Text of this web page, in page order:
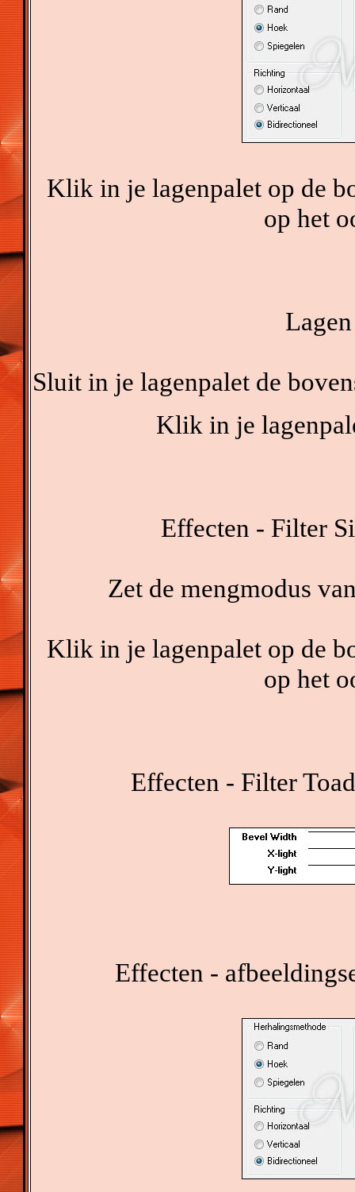
Klik in je lagenpalet op de
op het
Sluit in je lagenpalet de
Klik in je
Effecten - Filter
Zet de mengmodus
Klik in je lagenpalet op de
op het
Effecten - Filter
Effecten -